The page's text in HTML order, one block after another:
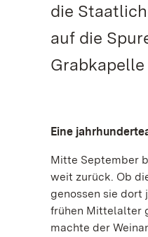
die
auf die
Eine
Mitte September
weit zurück. Ob
genossen sie dort
frühen Mittelalter
machte der